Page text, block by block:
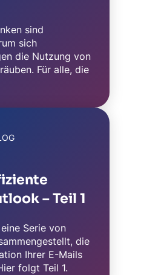
sind
sich
die Nutzung von
Für alle, die
– Teil 1
Serie von
die
Ihrer E-Mails
folgt Teil 1.